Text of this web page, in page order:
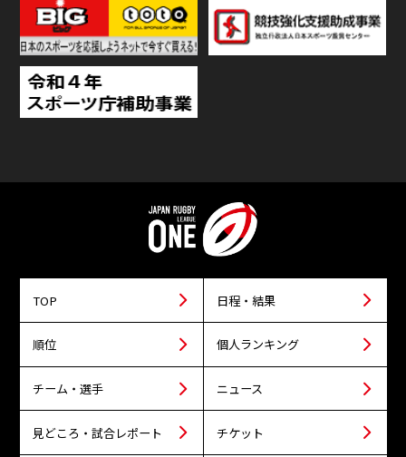
TOP 日程・結果
順位 個人ランキング
チーム・選手 ニュース
見どころ・試合レポート チケット